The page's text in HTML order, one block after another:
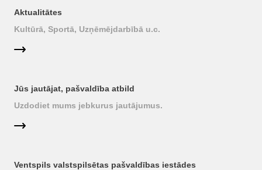
Aktualitātes
Kultūrā, Sportā, Uzņēmējdarbībā u.c.
Jūs jautājat, pašvaldība atbild
Uzdodiet mums jebkurus jautājumus.
Ventspils valstspilsētas pašvaldības iestādes